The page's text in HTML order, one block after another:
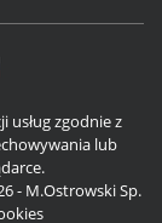
usług zgodnie z
lub
- M.Ostrowski Sp.